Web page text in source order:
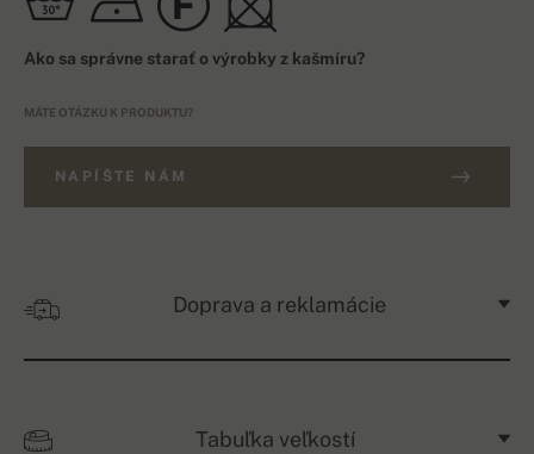
Ako sa správne starať o výrobky z kašmíru?
MÁTE OTÁZKU K PRODUKTU?
NAPÍŠTE NÁM
Doprava a reklamácie
Tabuľka veľkostí